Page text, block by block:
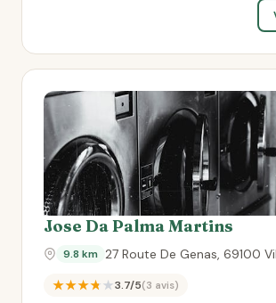
Jose Da Palma Martins
9.8 km 27 Route De Genas, 69100
★★★★★3.7/5(3 avis)